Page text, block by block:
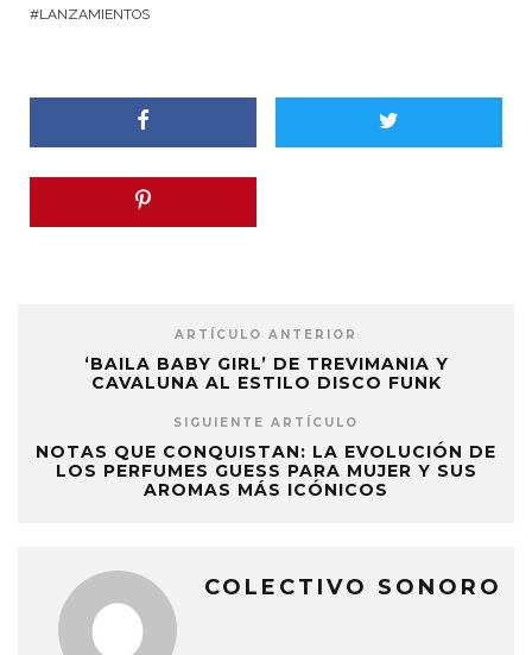
LANZAMIENTOS
ARTÍCULO ANTERIOR
‘BAILA BABY GIRL’ DE TREVIMANIA Y
CAVALUNA AL ESTILO DISCO FUNK
SIGUIENTE ARTÍCULO
NOTAS QUE CONQUISTAN: LA EVOLUCIÓN DE
LOS PERFUMES GUESS PARA MUJER Y SUS
AROMAS MÁS ICÓNICOS
COLECTIVO SONORO